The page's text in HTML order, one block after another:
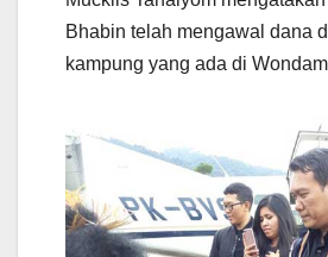
Bhabin telah mengawal dana
kampung yang ada di